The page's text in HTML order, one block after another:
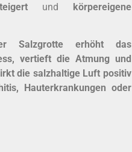
und körpereigene
Salzgrotte erhöht das
vertieft die Atmung und
die salzhaltige Luft positiv
Hauterkrankungen oder